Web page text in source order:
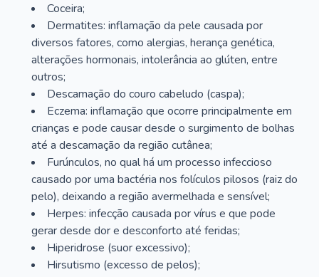
Coceira;
Dermatites: inflamação da pele causada por
diversos fatores, como alergias, herança genética,
alterações hormonais, intolerância ao glúten, entre
outros;
Descamação do couro cabeludo (caspa);
Eczema: inflamação que ocorre principalmente em
crianças e pode causar desde o surgimento de bolhas
até a descamação da região cutânea;
Furúnculos, no qual há um processo infeccioso
causado por uma bactéria nos folículos pilosos (raiz do
pelo), deixando a região avermelhada e sensível;
Herpes: infecção causada por vírus e que pode
gerar desde dor e desconforto até feridas;
Hiperidrose (suor excessivo);
Hirsutismo (excesso de pelos);